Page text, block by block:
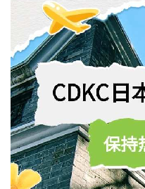
荣誉资质
企业文化
人才招聘
营销网络
客户服务
询价报价
业务流程
产品交期
现货供应
合作客户
联系我们